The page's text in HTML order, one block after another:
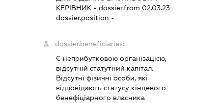
КЕРІВНИК - dossier.from 02.03.23
dossier.position -
dossier.beneficiaries:
Є неприбутковою організацією,
відсутній статутний капітал.
Відсутні фізичні особи, які
відповідають статусу кінцевого
бенефіціарного власника